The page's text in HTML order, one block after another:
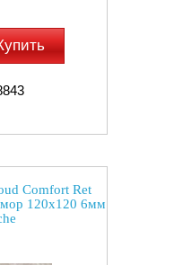
Comfort Ret
120x120 6мм